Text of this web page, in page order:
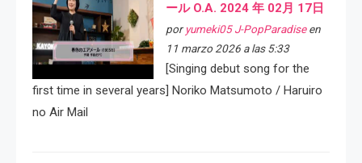
ール O.A. 2024 年 02月 17日
por yumeki05 J-PopParadiseen
11 marzo 2026 a las 5:33
[Singing debut song for the
first time in several years] Noriko Matsumoto / Haruiro
no Air Mail